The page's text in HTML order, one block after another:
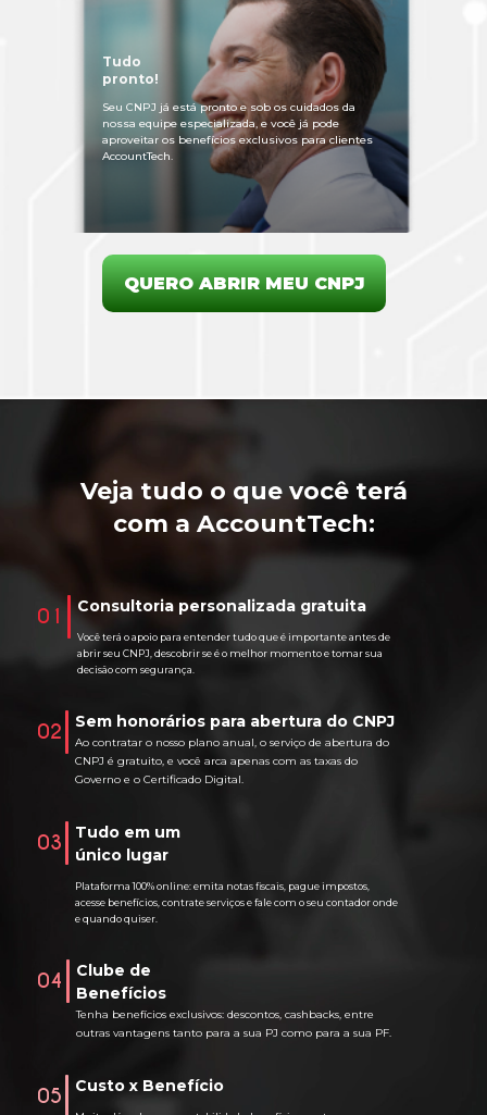
Tudo
pronto!
Seu CNPJ já está pronto e sob os cuidados da
nossa equipe especializada, e você já pode
aproveitar os benefícios exclusivos para clientes
AccountTech.
QUERO ABRIR MEU CNPJ
Veja tudo o que você terá
com a AccountTech:
01 Consultoria personalizada gratuita
Você terá o apoio para entender tudo que é importante antes de
abrir seu CNPJ, descobrir se é o melhor momento e tomar sua
decisão com segurança.
02 Sem honorários para abertura do CNPJ
Ao contratar o nosso plano anual, o serviço de abertura do
CNPJ é gratuito, e você arca apenas com as taxas do
Governo e o Certificado Digital.
03
Tudo em um
único lugar
Plataforma 100% online: emita notas fiscais, pague impostos,
acesse benefícios, contrate serviços e fale com o seu contador onde
e quando quiser.
04
Clube de
Benefícios
Tenha benefícios exclusivos: descontos, cashbacks, entre
outras vantagens tanto para a sua PJ como para a sua PF.
05 Custo x Benefício